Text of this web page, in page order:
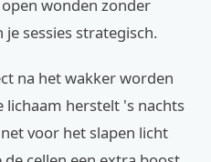
wonden zonder
je sessies strategisch.
na het wakker worden
lichaam herstelt 's nachts
voor het slapen licht